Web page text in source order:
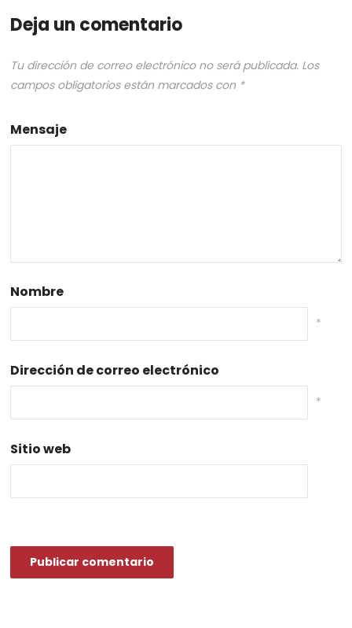
Deja un comentario
Tu dirección de correo electrónico no será publicada. Los
campos obligatorios están marcados con *
Mensaje
Nombre
*
Dirección de correo electrónico
*
Sitio web